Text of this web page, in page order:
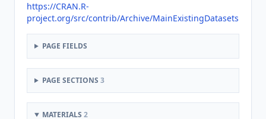
https://CRAN.R-
project.org/src/contrib/Archive/MainExistingDatasets
PAGE FIELDS
PAGE SECTIONS 3
MATERIALS 2